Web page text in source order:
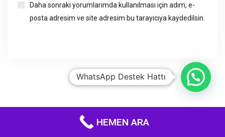
Daha sonraki yorumlarımda kullanılması için adım, e-
posta adresim ve site adresim bu tarayıcıya kaydedilsin.
WhatsApp Destek Hattı
HEMEN ARA